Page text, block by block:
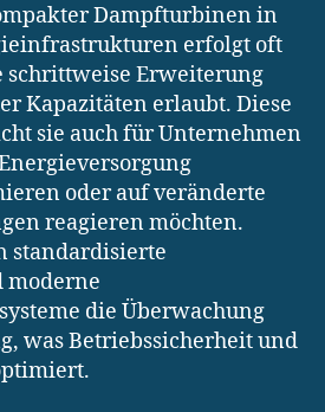
Dampfturbinen in
erfolgt oft
schrittweise Erweiterung
Kapazitäten erlaubt. Diese
sie auch für Unternehmen
oder auf veränderte
reagieren möchten.
standardisierte
moderne
die Überwachung
was Betriebssicherheit und